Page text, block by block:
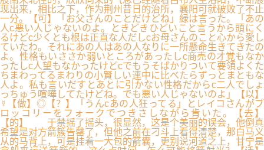
现出来，相比之下，作为荆州昔日的治所，襄阳可就破败了不止
一分。【可】「お父さんのことだけどね」緑は言った。「あの
人c悪い人じゃないのよ。ときどきひどいこと言うから頭にく
るけどc少くとも根は正直な人だしcお母さんのこと心から愛し
ていたわ。それにあの人はあの人なりに一所懸命生きてきたの
よ。性格もいささか弱いところがあったしc商売の才覚もなか
ったしc人望もなかったけどcでもうそばかりついて要領よくた
ちまわってるまわりの小賢しい連中に比べたらずっとまともな
人よ。私も言いだすとあとに引かない性格だからc二人でしょ
っちゅう喧嘩してたけどね。でも悪い人じゃないのよ」【以】
☿【做】◎【？】「うんcあの人狂ってる」とレイコさんがブ
ロッコリーをフォークでつきさしながら肯いた。【去】
【的】 于禁摇了摇头，很显然，这是个美丽的误会，他倒真
希望是对方箭簇告罄了，但他之前在刁斗上看得清楚，那白马义
从的马背上，可是挂着一大包的箭囊，更别说河道之上，甘宁是